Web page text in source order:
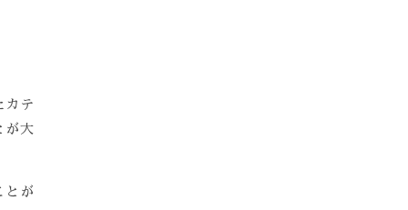
カテ
が大
とが